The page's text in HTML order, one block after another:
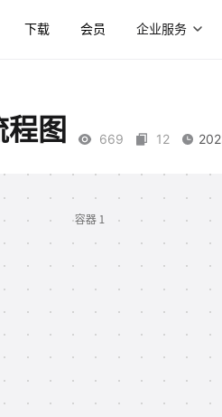
下载 会员 企业服务
图 669 12